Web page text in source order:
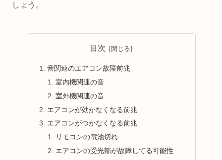
しょう。
目次
音関連のエアコン故障前兆
室内機関連の音
室外機関連の音
エアコンが効かなくなる前兆
エアコンがつかなくなる前兆
リモコンの電池切れ
エアコンの受光部が故障してる可能性